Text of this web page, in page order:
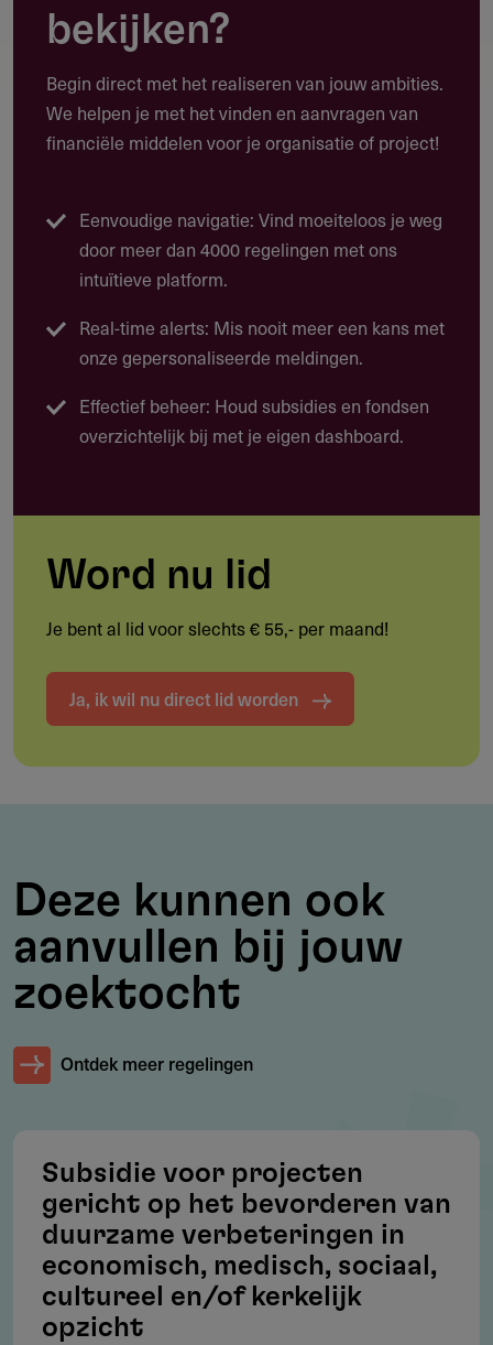
MWH Foundation wil deze missie verwezenlijken door
projecten te ondersteunen en te ontwikkelen die gericht
zijn op:
Het stimuleren van economische ontwikkeling
"armoedeval"
De focus is gericht op het stimuleren van economische
Uitgangspunt is langjarige betrokkenheid, aangezien
ontwikkeling van een samenleving naar zelfredzaamheid
Aandachtsgebieden
Bevorderen sociale cohesie
Onderwijs
Doelgroep
Niet-commerciële rechtspersonen, zoals stichtingen en
Werkgebied
Nederland en Afrika.
Je aanvraag moet aansluiten bij de doelstellingen van het
Subsidie
Het fonds streeft ernaar om de effectiviteit van de bestede
middelen zo groot mogelijk te laten zijn. Dit zal worden
bereikt door een zo groot mogelijke betrokkenheid bij het
bekijken?
Begin direct met het realiseren van jouw ambities.
We helpen je met het vinden en aanvragen van
financiële middelen voor je organisatie of project!
Eenvoudige navigatie: Vind moeiteloos je weg
door meer dan 4000 regelingen met ons
intuïtieve platform.
Real-time alerts: Mis nooit meer een kans met
onze gepersonaliseerde meldingen.
Effectief beheer: Houd subsidies en fondsen
overzichtelijk bij met je eigen dashboard.
Word nu lid
Je bent al lid voor slechts € 55,- per maand!
Ja, ik wil nu direct lid worden
Deze kunnen ook
aanvullen bij jouw
zoektocht
Ontdek meer regelingen
Subsidie voor projecten
gericht op het bevorderen van
duurzame verbeteringen in
economisch, medisch, sociaal,
cultureel en/of kerkelijk
opzicht